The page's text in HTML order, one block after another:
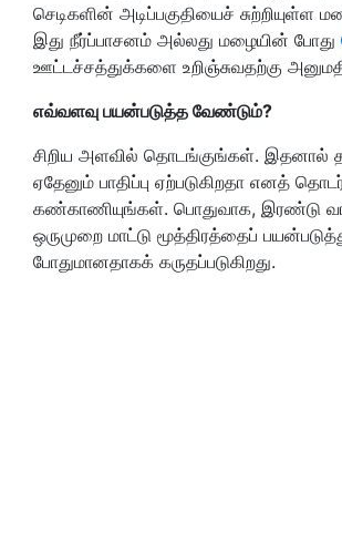
செடிகளின் அடிப்பகுதியைச் சுற்றியுள்ள
இது நீர்ப்பாசனம் அல்லது மழையின் போது
ஊட்டச்சத்துக்களை உறிஞ்சுவதற்கு
எவ்வளவு பயன்படுத்த வேண்டும்?
சிறிய அளவில் தொடங்குங்கள். இதனால்
ஏதேனும் பாதிப்பு ஏற்படுகிறதா எனத்
கண்காணியுங்கள். பொதுவாக, இரண்டு
ஒருமுறை மாட்டு மூத்திரத்தைப்
போதுமானதாகக் கருதப்படுகிறது.